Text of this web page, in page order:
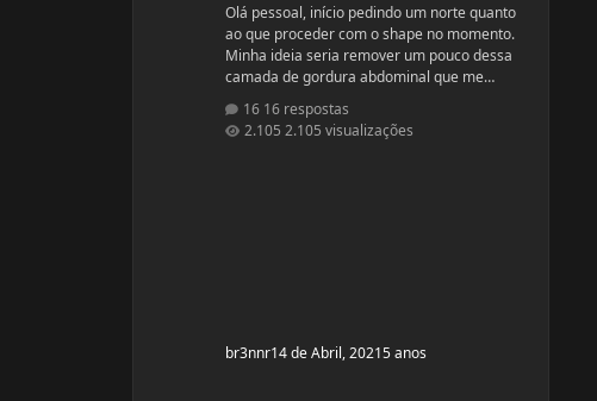
Olá pessoal, início pedindo um norte quanto
ao que proceder com o shape no momento.
Minha ideia seria remover um pouco dessa
camada de gordura abdominal que me
season bem feito. Fiquem a vontade pra
ajudar! Idade: 24 Altura: 187 Peso: 80
16 respostas
2.105 visualizações
br3nnr14 de Abril, 20215 anos